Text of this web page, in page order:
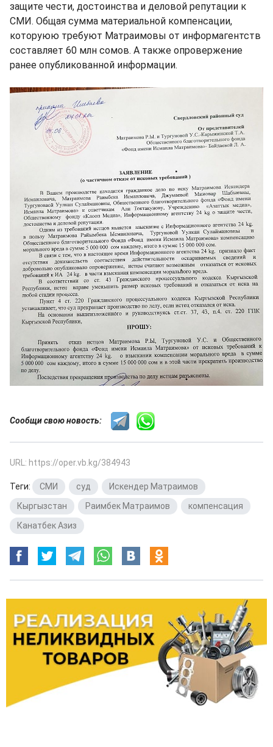
защите чести, достоинства и деловой репутации к
СМИ. Общая сумма материальной компенсации,
которуюю требуют Матраимовы от информагентств
составляет 60 млн сомов. А также опровержение
ранее опубликованной информации.
Сообщи свою новость:
URL: https://oper.vb.kg/384943
Теги: СМИ суд Искендер Матраимов
Кыргызстан
Раимбек Матраимов компенсация
Канатбек Азиз